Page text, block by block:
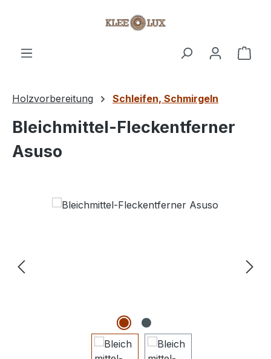
Holzvorbereitung Schleifen, Schmirgeln
Bleichmittel-Fleckentferner
Asuso